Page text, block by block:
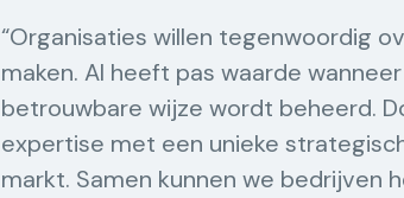
“Organisaties willen tegenwoordig
maken. AI heeft pas waarde
betrouwbare wijze wordt beheerd.
expertise met een unieke
markt. Samen kunnen we bedrijven